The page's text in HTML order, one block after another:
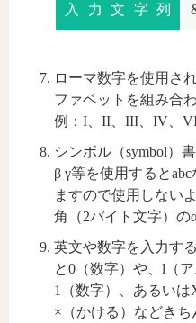
入力文字列
ローマ数字を使用さ
ファベットを組み合
例：I、II、III、IV、
シンボル（symbol）
β γ等を使用すると
ますので使用しない
角（2バイト文字）の
英文や数字を入力す
と0（数字）や、l（
1（数字）、あるい
×（かける）などきち